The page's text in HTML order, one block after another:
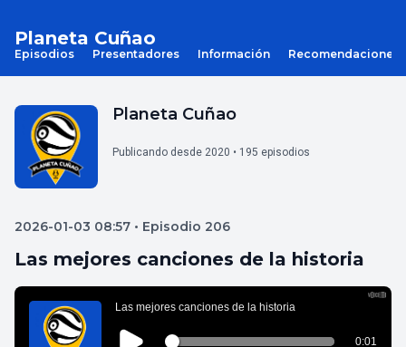
Planeta Cuñao
Episodios Presentadores Información Recomendaciones
Planeta Cuñao
Publicando desde 2020 • 195 episodios
2026-01-03 08:57 • Episodio 206
Las mejores canciones de la historia